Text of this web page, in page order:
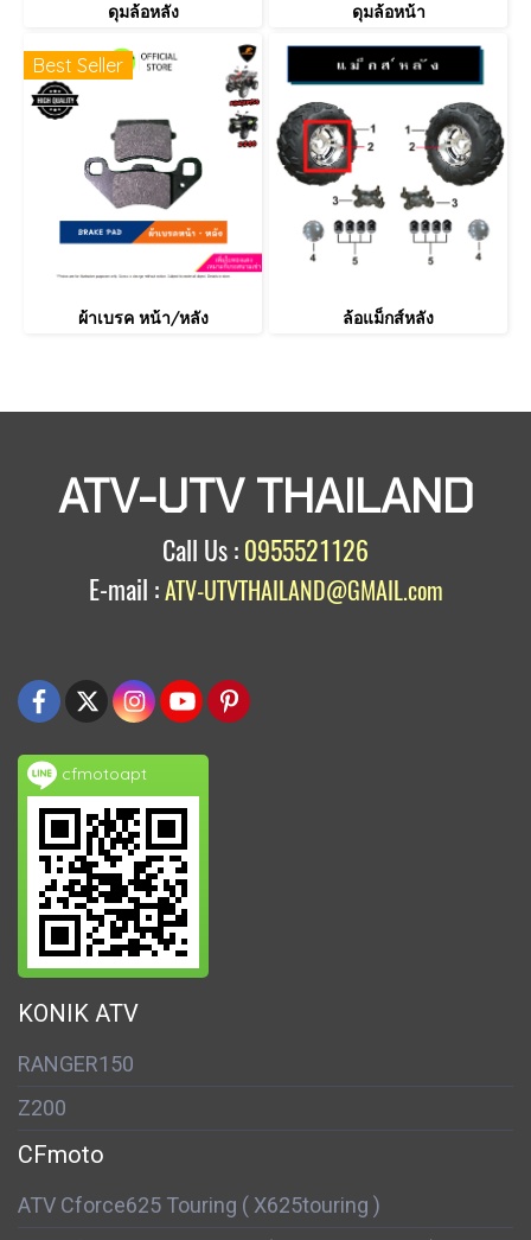
ดุมล้อหลัง ดุมล้อหน้า
Best Seller
ผ้าเบรค หน้า/หลัง ล้อแม็กส์หลัง
ATV-UTV THAILAND
Call Us : 0955521126
E-mail :ATV-UTVTHAILAND@GMAIL.com
cfmotoapt
KONIK ATV
RANGER150
Z200
CFmoto
ATV Cforce625 Touring ( X625touring )